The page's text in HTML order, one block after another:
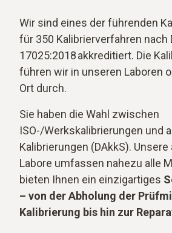
Wir sind eines der führenden
für 350 Kalibrierverfahren nach
17025:2018 akkreditiert. Die
führen wir in unseren Laboren
Ort durch.
Sie haben die Wahl zwischen
ISO-/Werkskalibrierungen und
Kalibrierungen (DAkkS).
Labore umfassen nahezu alle
bieten Ihnen ein einzigartiges
– von der Abholung der
Kalibrierung bis hin zur